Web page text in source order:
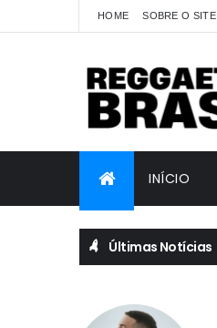
HOME SOBRE O SITE
INÍCIO
Últimas Notícias